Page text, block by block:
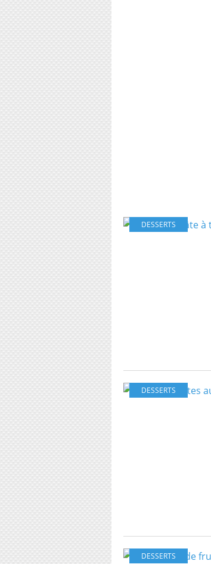
DESSERTS
DESSERTS
DESSERTS